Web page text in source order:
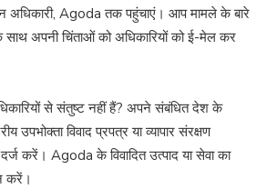
अधिकारी, Agoda तक पहुंचाएं। आप मामले के बारे
साथ अपनी चिंताओं को अधिकारियों को ई-मेल कर
से संतुष्ट नहीं हैं? अपने संबंधित देश के
उपभोक्ता विवाद प्रपत्र या व्यापार संरक्षण
करें। Agoda के विवादित उत्पाद या सेवा का
करें।